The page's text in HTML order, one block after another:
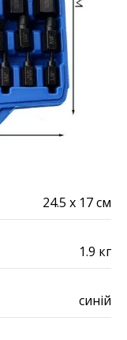
24.5 х 17 см
1.9 кг
синій